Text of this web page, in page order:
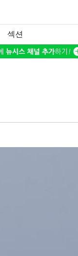
섹션